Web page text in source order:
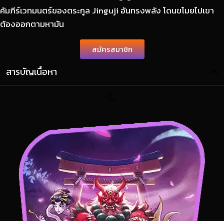
คัมภีร์เวทมนตร์ของตระกูล Jinguji อันทรงพลัง โดนขโมยไปเขา
ต้องออกตามหามัน
สมัครสมาชิก
สารบัญเนื้อหา